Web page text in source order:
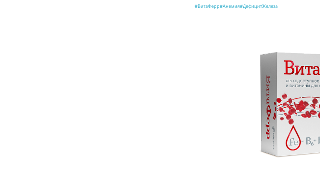
#ВитаФерр#Анемия#ДефицитЖелеза